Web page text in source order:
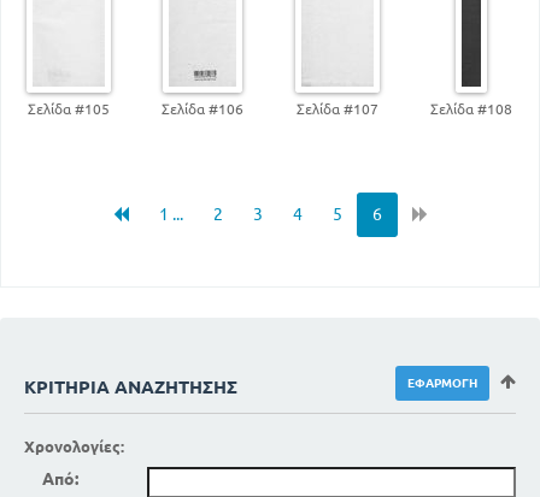
Σελίδα #105 Σελίδα #106 Σελίδα #107 Σελίδα #108
1 ... 2 3 4 5 6
ΚΡΙΤΉΡΙΑ ΑΝΑΖΉΤΗΣΗΣ
Χρονολογίες:
Από: